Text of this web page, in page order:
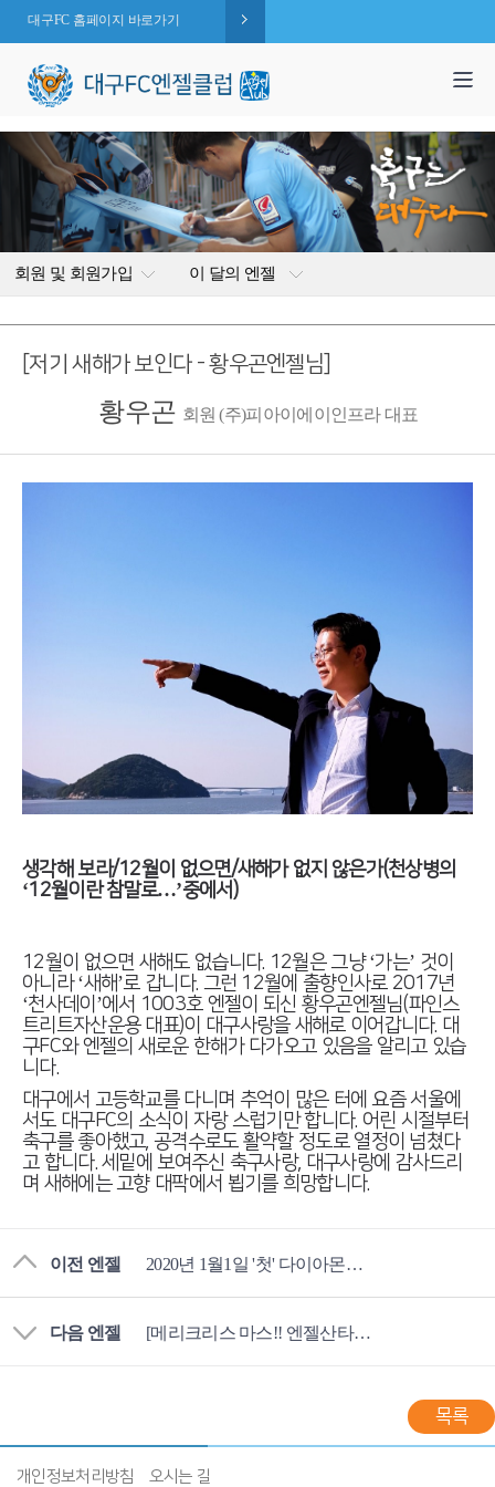
대구FC 홈페이지 바로가기
회원 및 회원가입 이 달의 엔젤
[저기 새해가 보인다 - 황우곤엔젤님]
황우곤 회원 (주)피아이에이인프라 대표
생각해 보라/12월이 없으면/새해가 없지 않은가(천상병의
‘12월이란 참말로…’중에서)
12월이 없으면 새해도 없습니다. 12월은 그냥 ‘가는’ 것이
아니라 ‘새해’로 갑니다. 그런 12월에 출향인사로 2017년
‘천사데이’에서 1003호 엔젤이 되신 황우곤엔젤님(파인스
트리트자산운용 대표)이 대구사랑을 새해로 이어갑니다. 대
구FC와 엔젤의 새로운 한해가 다가오고 있음을 알리고 있습
니다.
대구에서 고등학교를 다니며 추억이 많은 터에 요즘 서울에
서도 대구FC의 소식이 자랑 스럽기만 합니다. 어린 시절부터
축구를 좋아했고, 공격수로도 활약할 정도로 열정이 넘쳤다
고 합니다. 세밑에 보여주신 축구사랑, 대구사랑에 감사드리
며 새해에는 고향 대팍에서 뵙기를 희망합니다.
이전 엔젤 2020년 1월1일 '첫' 다이아몬드엔젤!
다음 엔젤 [메리크리스 마스!! 엔젤산타 이형원 엔젤님]
목록
개인정보처리방침 오시는 길